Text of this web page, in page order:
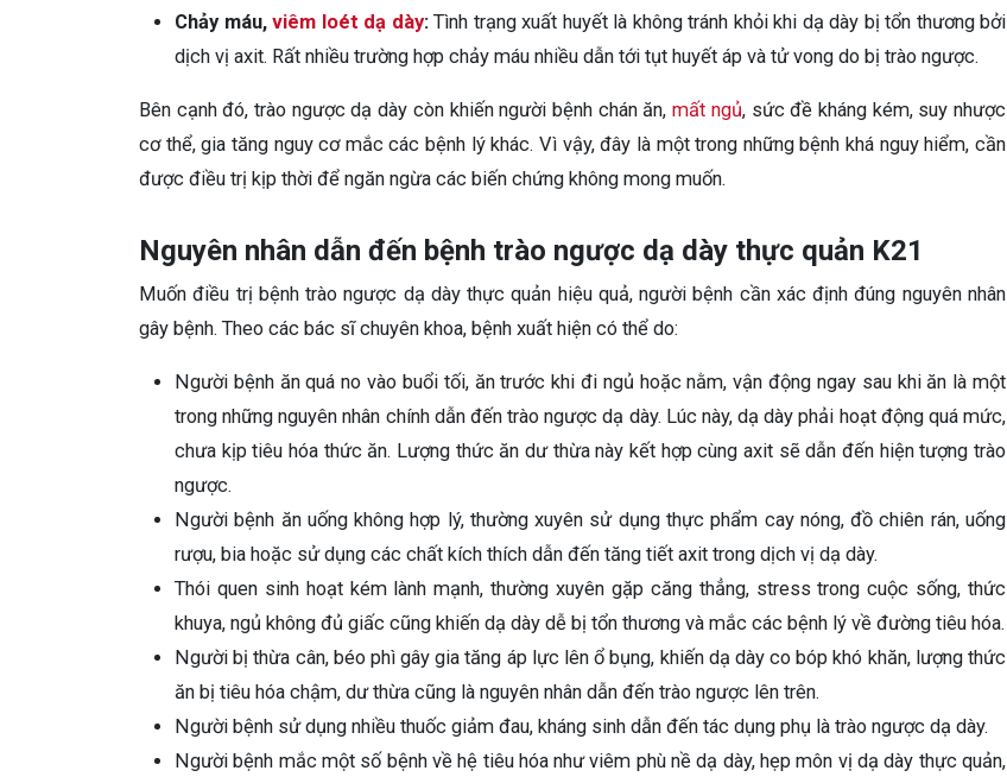
Chảy máu, viêm loét dạ dày:Tình trạng xuất huyết là không tránh khỏi khi dạ dày bị tổn thương bởi
dịch vị axit. Rất nhiều trường hợp chảy máu nhiều dẫn tới tụt huyết áp và tử vong do bị trào ngược.
Bên cạnh đó, trào ngược dạ dày còn khiến người bệnh chán ăn,mất ngủ, sức đề kháng kém, suy nhược
cơ thể, gia tăng nguy cơ mắc các bệnh lý khác. Vì vậy, đây là một trong những bệnh khá nguy hiểm, cần
được điều trị kịp thời để ngăn ngừa các biến chứng không mong muốn.
Nguyên nhân dẫn đến bệnh trào ngược dạ dày thực quản K21
Muốn điều trị bệnh trào ngược dạ dày thực quản hiệu quả, người bệnh cần xác định đúng nguyên nhân
gây bệnh. Theo các bác sĩ chuyên khoa, bệnh xuất hiện có thể do:
Người bệnh ăn quá no vào buổi tối, ăn trước khi đi ngủ hoặc nằm, vận động ngay sau khi ăn là một
trong những nguyên nhân chính dẫn đến trào ngược dạ dày. Lúc này, dạ dày phải hoạt động quá mức,
chưa kịp tiêu hóa thức ăn. Lượng thức ăn dư thừa này kết hợp cùng axit sẽ dẫn đến hiện tượng trào
ngược.
Người bệnh ăn uống không hợp lý, thường xuyên sử dụng thực phẩm cay nóng, đồ chiên rán, uống
rượu, bia hoặc sử dụng các chất kích thích dẫn đến tăng tiết axit trong dịch vị dạ dày.
Thói quen sinh hoạt kém lành mạnh, thường xuyên gặp căng thẳng, stress trong cuộc sống, thức
khuya, ngủ không đủ giấc cũng khiến dạ dày dễ bị tổn thương và mắc các bệnh lý về đường tiêu hóa.
Người bị thừa cân, béo phì gây gia tăng áp lực lên ổ bụng, khiến dạ dày co bóp khó khăn, lượng thức
ăn bị tiêu hóa chậm, dư thừa cũng là nguyên nhân dẫn đến trào ngược lên trên.
Người bệnh sử dụng nhiều thuốc giảm đau, kháng sinh dẫn đến tác dụng phụ là trào ngược dạ dày.
Người bệnh mắc một số bệnh về hệ tiêu hóa như viêm phù nề dạ dày, hẹp môn vị dạ dày thực quản,